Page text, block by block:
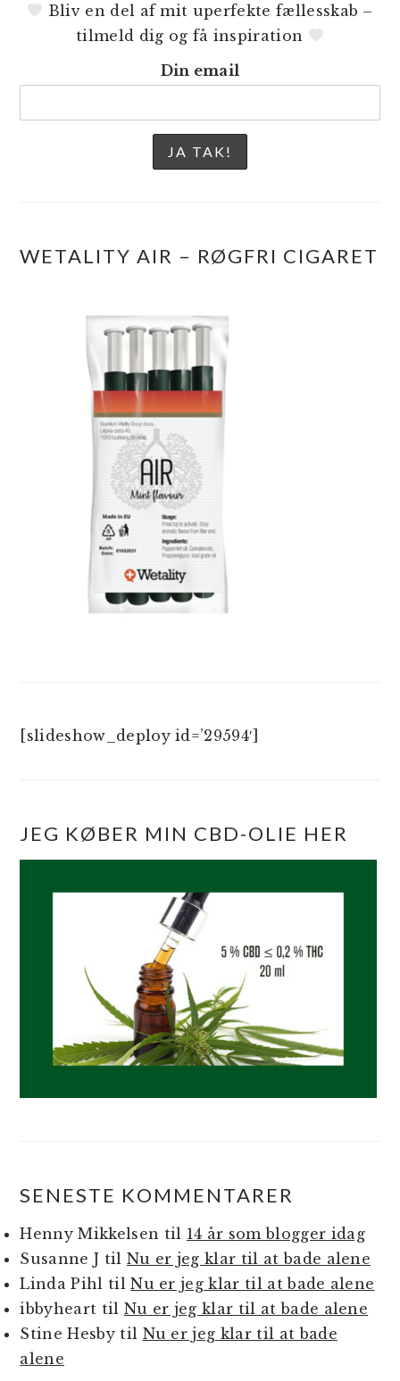
Bliv en del af mit uperfekte fællesskab –
tilmeld dig og få inspiration
Din email
WETALITY AIR – RØGFRI CIGARET
[slideshow_deploy id=’29594′]
JEG KØBER MIN CBD-OLIE HER
SENESTE KOMMENTARER
Henny Mikkelsen til 14 år som blogger idag
Susanne J til Nu er jeg klar til at bade alene
Linda Pihl tilNu er jeg klar til at bade alene
ibbyheart til Nu er jeg klar til at bade alene
Stine Hesbytil Nu er jeg klar til at bade
alene